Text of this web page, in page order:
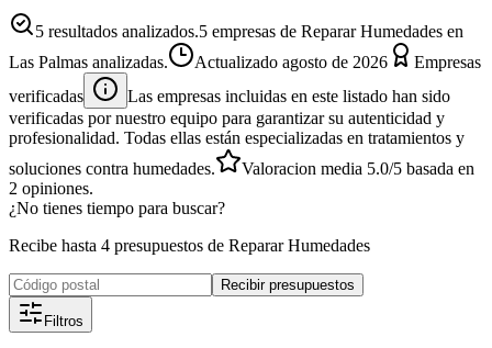
5 resultados analizados.5 empresas de Reparar Humedades en
Las Palmas analizadas.
Actualizado agosto de 2026
Empresas
verificadas
Las empresas incluidas en este listado han sido
verificadas por nuestro equipo para garantizar su autenticidad y
profesionalidad. Todas ellas están especializadas en tratamientos y
soluciones contra humedades.
Valoracion media 5.0/5 basada en
2 opiniones.
¿No tienes tiempo para buscar?
Recibe hasta 4 presupuestos de Reparar Humedades
Recibir presupuestos
Filtros